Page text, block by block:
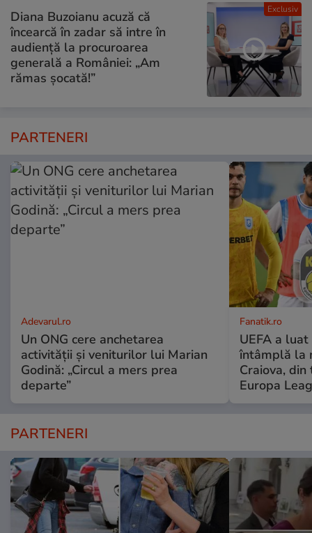
Exclusiv
Diana Buzoianu acuză că
încearcă în zadar să intre în
audiență la procuroarea
generală a României: „Am
rămas șocată!”
PARTENERI
Adevarul.ro
Un ONG cere anchetarea
activității și veniturilor lui Marian
Godină: „Circul a mers prea
departe”
Fanatik.ro
UEFA a luat
întâmplă la
Craiova,
Europa
PARTENERI